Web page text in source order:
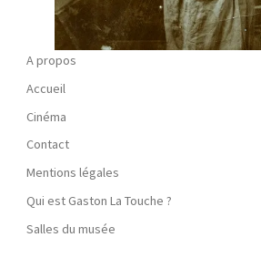
A propos
Accueil
Cinéma
Contact
Mentions légales
Qui est Gaston La Touche ?
Salles du musée